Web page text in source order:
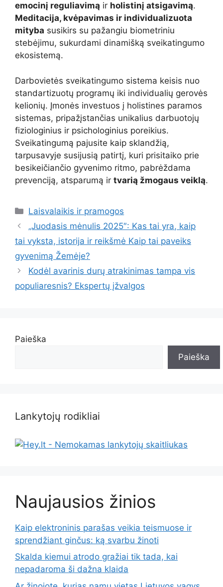
emocinį reguliavimą ir holistinį atsigavimą.
Meditacija, kvėpavimas ir individualizuota
mityba susikirs su pažangiu biometriniu
stebėjimu, sukurdami dinamišką sveikatingumo
ekosistemą.
Darbovietės sveikatingumo sistema keisis nuo
standartizuotų programų iki individualių gerovės
kelionių. Įmonės investuos į holistines paramos
sistemas, pripažįstančias unikalius darbuotojų
fiziologinius ir psichologinius poreikius.
Sveikatingumą pajusite kaip sklandžią,
tarpusavyje susijusią patirtį, kuri prisitaiko prie
besikeičiančio gyvenimo ritmo, pabrėždama
prevenciją, atsparumą ir tvarią žmogaus veiklą.
Kategorijos
Laisvalaikis ir pramogos
„Juodasis mėnulis 2025″: Kas tai yra, kaip
tai vyksta, istorija ir reikšmė Kaip tai paveiks
gyvenimą Žemėje?
Kodėl avarinis durų atrakinimas tampa vis
populiaresnis? Ekspertų įžvalgos
Paieška
Paieška
Lankytojų rodikliai
Naujausios žinios
Kaip elektroninis parašas veikia teismuose ir
sprendžiant ginčus: ką svarbu žinoti
Skalda kiemui atrodo gražiai tik tada, kai
nepadaroma ši dažna klaida